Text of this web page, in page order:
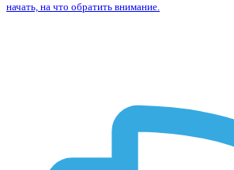
начать, на что обратить внимание.